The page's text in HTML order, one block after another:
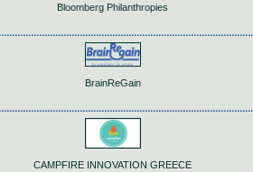
Bloomberg Philanthropies
BrainReGain
CAMPFIRE INNOVATION GREECE